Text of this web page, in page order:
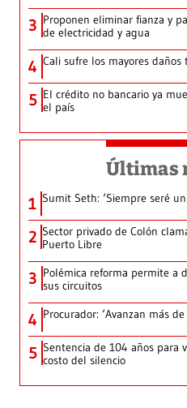
3 Proponen eliminar fianza y
de electricidad y agua
4 Cali sufre los mayores
5 El crédito no bancario ya
el país
Últimas
1 Sumit Seth: ‘Siempre seré
2 Sector privado de Colón
Puerto Libre
3 Polémica reforma permite a
sus circuitos
4 Procurador: ‘Avanzan más
5 Sentencia de 104 años para
costo del silencio